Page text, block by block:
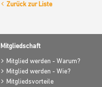
Zurück zur Liste
Mitgliedschaft
Mitglied werden - Warum?
Mitglied werden - Wie?
Mitgliedsvorteile